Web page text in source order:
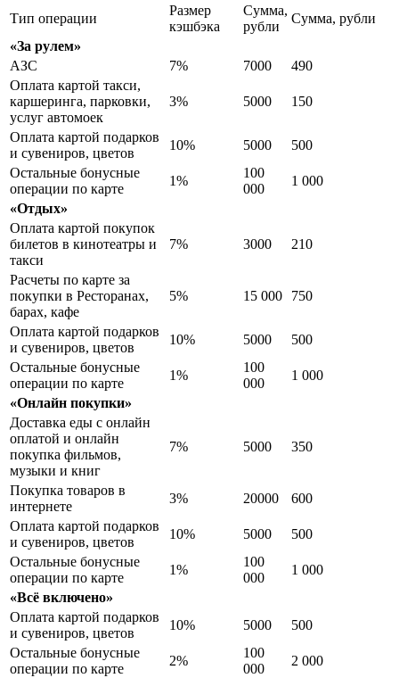
Тип операции
Размер
кэшбэка
Сумма,
рубли
Сумма, рубли
«За рулем»
АЗС
7% 7000
490
Оплата картой такси,
каршеринга, парковки,
услуг автомоек
3% 5000 150
Оплата картой подарков
и сувениров, цветов
10% 5000
500
Остальные бонусные
операции по карте
1%
100
000
1 000
«Отдых»
Оплата картой покупок
билетов в кинотеатры и
такси
7% 3000 210
Расчеты по карте за
покупки в Ресторанах,
барах, кафе
5% 15 000 750
Оплата картой подарков
и сувениров, цветов
10% 5000
500
Остальные бонусные
операции по карте
1%
100
000
1 000
«Онлайн покупки»
Доставка еды с онлайн
оплатой и онлайн
покупка фильмов,
музыки и книг
7% 5000 350
Покупка товаров в
интернете
3% 20000
600
Оплата картой подарков
и сувениров, цветов
10% 5000
500
Остальные бонусные
операции по карте
1%
100
000
1 000
«Всё включено»
Оплата картой подарков
и сувениров, цветов
10% 5000
500
Остальные бонусные
операции по карте
2%
100
000
2 000